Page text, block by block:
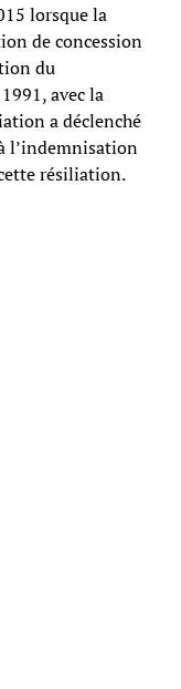
lorsque la
de concession
du
avec la
a déclenché
l’indemnisation
résiliation.